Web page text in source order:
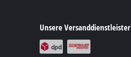
Unsere Versanddienstleister